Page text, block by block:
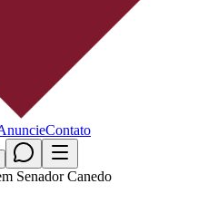
Contato
Senador Canedo